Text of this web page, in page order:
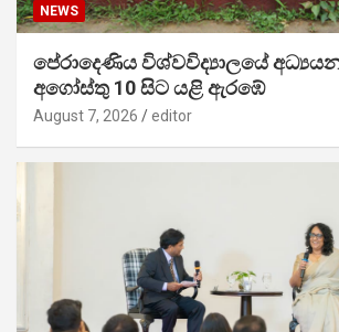
NEWS
පේරාදෙණිය විශ්වවිද්‍යාලයේ
අගෝස්තු 10 සිට යළි ඇරඹේ
August 7, 2026 editor